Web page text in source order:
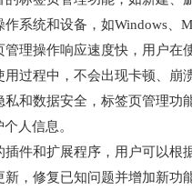
系统和设备，如Windows、
理操作响应速度快，用户
过程中，不会出现卡顿、
和数据安全，标签页管理
人信息。
件和扩展程序，用户可以根
，修复已知问题并增加新功